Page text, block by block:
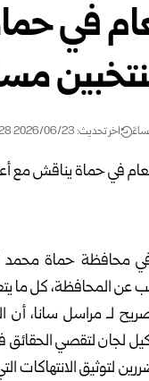
في
مسار
اخر تحديث: 2026/06/23 4:28 مساءً
محافظة حماةمحمد
المحافظة، كل ما
لـ مراسل سانا، أن
لجان لتقصي
لتوثيق الانتهاكات